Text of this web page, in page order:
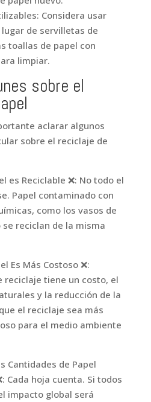
Considera usar
de servilletas de
toallas de papel con
limpiar.
sobre el
aclarar algunos
sobre el reciclaje de
es Reciclable ❌: No todo el
Papel contaminado con
como los vasos de
reciclan de la misma
Es Más Costoso ❌:
reciclaje tiene un costo, el
y la reducción de la
el reciclaje sea más
para el medio ambiente
Cantidades de Papel
Cada hoja cuenta. Si todos
impacto global será